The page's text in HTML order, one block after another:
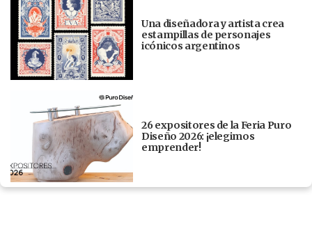
Una diseñadora y artista crea
estampillas de personajes
icónicos argentinos
26 expositores de la Feria Puro
Diseño 2026: ¡elegimos
emprender!